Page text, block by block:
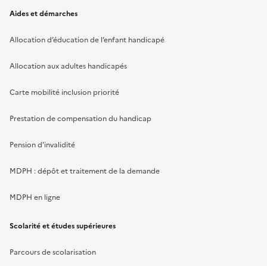
Aides et démarches
Allocation d’éducation de l’enfant handicapé
Allocation aux adultes handicapés
Carte mobilité inclusion priorité
Prestation de compensation du handicap
Pension d'invalidité
MDPH : dépôt et traitement de la demande
MDPH en ligne
Scolarité et études supérieures
Parcours de scolarisation